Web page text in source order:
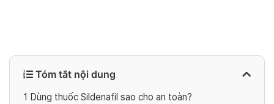
Tóm tắt nội dung
1 Dùng thuốc Sildenafil sao cho an toàn?